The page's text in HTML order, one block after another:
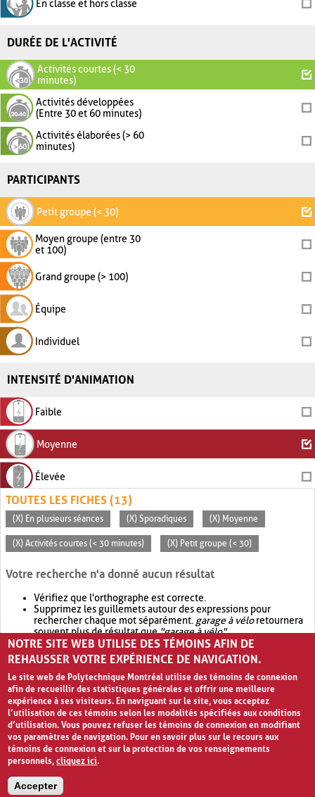
En classe et hors classe
DURÉE DE L'ACTIVITÉ
Activités courtes (< 30
minutes)
Activités développées
(Entre 30 et 60 minutes)
Activités élaborées (> 60
minutes)
PARTICIPANTS
Petit groupe (< 30)
Moyen groupe (entre 30
et 100)
Grand groupe (> 100)
Équipe
Individuel
INTENSITÉ D'ANIMATION
Faible
Moyenne
Élevée
TOUTES LES FICHES (13)
(X) En plusieurs séances (X) Sporadiques (X) Moyenne
(X) Activités courtes (< 30 minutes) (X) Petit groupe (< 30)
Votre recherche n'a donné aucun résultat
Vérifiez que l'orthographe est correcte.
Supprimez les guillemets autour des expressions pour
rechercher chaque mot séparément. garage à véloretournera
souvent plus de résultat que"garage à vélo".
Envisagez d'élargir votre recherche avec OR.garage OR vélo
retournera souvent plus de résultat quegarage à vélo
NOTRE SITE WEB UTILISE DES TÉMOINS AFIN DE
REHAUSSER VOTRE EXPÉRIENCE DE NAVIGATION.
Le site web de Polytechnique Montréal utilise des témoins de connexion
afin de recueillir des statistiques générales et offrir une meilleure
expérience à ses visiteurs. En naviguant sur le site, vous acceptez
l’utilisation de ces témoins selon les modalités spécifiées aux conditions
d’utilisation. Vous pouvez refuser les témoins de connexion en modifiant
vos paramètres de navigation. Pour en savoir plus sur le recours aux
témoins de connexion et sur la protection de vos renseignements
personnels,cliquez ici.
Accepter